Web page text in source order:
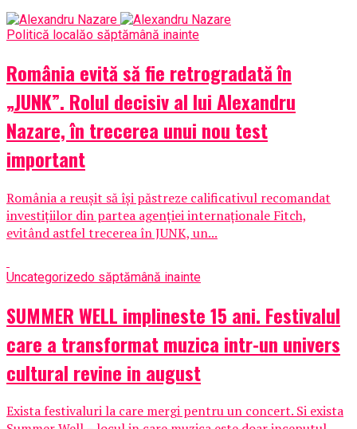
Politică localăo săptămână inainte
România evită să fie retrogradată în
„JUNK”. Rolul decisiv al lui Alexandru
Nazare, în trecerea unui nou test
important
România a reușit să își păstreze calificativul recomandat
investițiilor din partea agenției internaționale Fitch,
evitând astfel trecerea în JUNK, un...
Uncategorizedo săptămână inainte
SUMMER WELL implineste 15 ani. Festivalul
care a transformat muzica intr-un univers
cultural revine in august
Exista festivaluri la care mergi pentru un concert. Si exista